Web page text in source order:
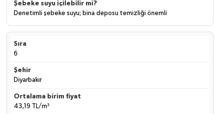
Denetimli şebeke suyu; bina deposu temizliği önemli
6
Diyarbakır
43,19 TL/m³